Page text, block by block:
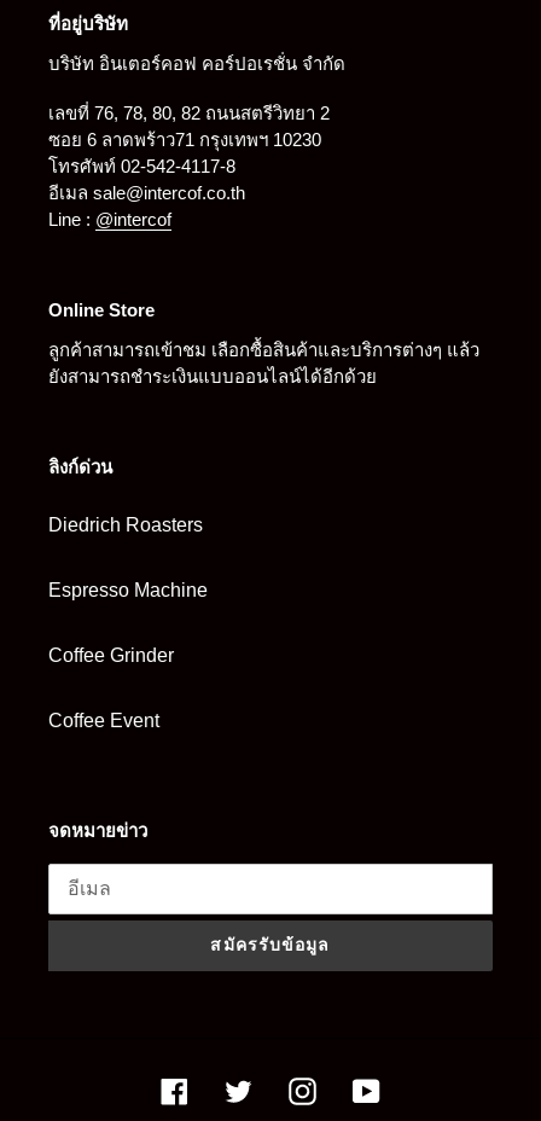
ที่อยู่บริษัท
บริษัท อินเตอร์คอฟ คอร์ปอเรชั่น จำกัด
เลขที่ 76, 78, 80, 82 ถนนสตรีวิทยา 2
ซอย 6 ลาดพร้าว71 กรุงเทพฯ 10230
โทรศัพท์ 02-542-4117-8
อีเมล sale@intercof.co.th
Line : @intercof
Online Store
ลูกค้าสามารถเข้าชม เลือกซื้อสินค้าและบริการต่างๆ แล้ว
ยังสามารถชำระเงินแบบออนไลน์ได้อีกด้วย
ลิงก์ด่วน
Diedrich Roasters
Espresso Machine
Coffee Grinder
Coffee Event
จดหมายข่าว
สมัครรับข้อมูล
FacebookTwitter InstagramYouTube